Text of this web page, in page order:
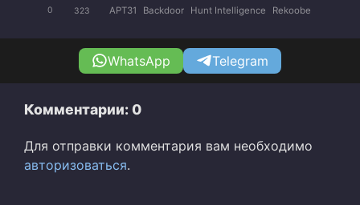
0 323 APT31 Backdoor Hunt Intelligence Rekoobe
WhatsApp Telegram
Комментарии: 0
Для отправки комментария вам необходимо
авторизоваться.